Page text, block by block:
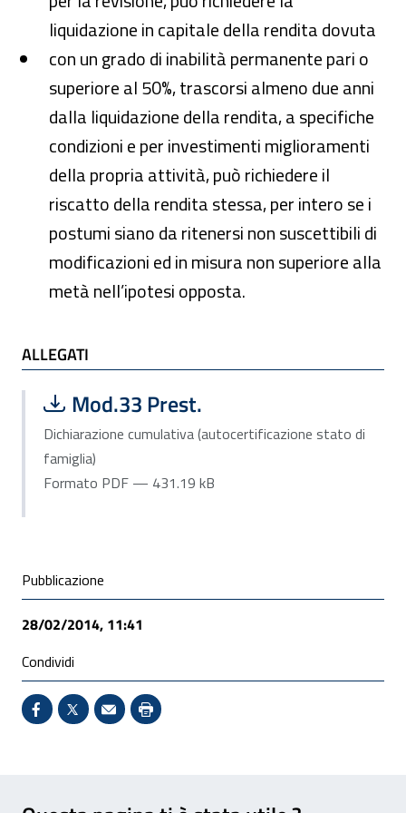
liquidazione in capitale della rendita dovuta
con un grado di inabilità permanente pari o
superiore al 50%, trascorsi almeno due anni
dalla liquidazione della rendita, a specifiche
condizioni e per investimenti miglioramenti
della propria attività, può richiedere il
riscatto della rendita stessa, per intero se i
postumi siano da ritenersi non suscettibili di
modificazioni ed in misura non superiore alla
metà nell’ipotesi opposta.
ALLEGATI
ALLEGATI
Scarica file:
Mod.33 Prest.
Formato PDF — Dimensione 431.19 kB
Dichiarazione cumulativa (autocertificazione stato di
famiglia)
Formato PDF — 431.19 kB
Condivisione social
Pubblicazione
28/02/2014, 11:41
Condividi
Condividi su Facebook - Sito esterno - Apertura in
X - Sito esterno - Apertura in nuova finestra
Invio Mail: apre il programma di posta
Stampa pagina: scelta meno